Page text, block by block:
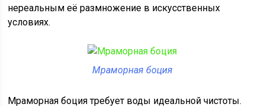
нереальным её размножение в искусственных
условиях.
Мраморная боция
Мраморная боция требует воды идеальной чистоты.